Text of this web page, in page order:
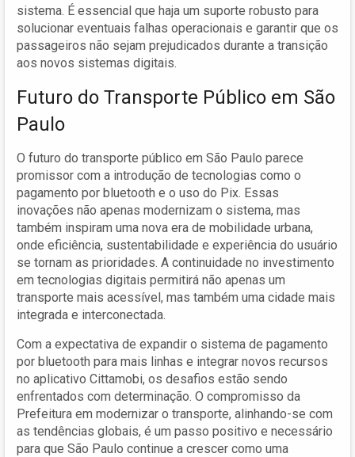
sistema. É essencial que haja um suporte robusto para
solucionar eventuais falhas operacionais e garantir que os
passageiros não sejam prejudicados durante a transição
aos novos sistemas digitais.
Futuro do Transporte Público em São
Paulo
O futuro do transporte público em São Paulo parece
promissor com a introdução de tecnologias como o
pagamento por bluetooth e o uso do Pix. Essas
inovações não apenas modernizam o sistema, mas
também inspiram uma nova era de mobilidade urbana,
onde eficiência, sustentabilidade e experiência do usuário
se tornam as prioridades. A continuidade no investimento
em tecnologias digitais permitirá não apenas um
transporte mais acessível, mas também uma cidade mais
integrada e interconectada.
Com a expectativa de expandir o sistema de pagamento
por bluetooth para mais linhas e integrar novos recursos
no aplicativo Cittamobi, os desafios estão sendo
enfrentados com determinação. O compromisso da
Prefeitura em modernizar o transporte, alinhando-se com
as tendências globais, é um passo positivo e necessário
para que São Paulo continue a crescer como uma